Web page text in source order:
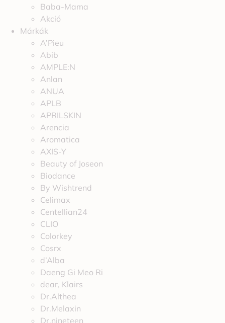
Baba-Mama
Akció
Márkák
A’Pieu
Abib
AMPLE:N
Anlan
ANUA
APLB
APRILSKIN
Arencia
Aromatica
AXIS-Y
Beauty of Joseon
Biodance
By Wishtrend
Celimax
Centellian24
CLIO
Colorkey
Cosrx
d’Alba
Daeng Gi Meo Ri
dear, Klairs
Dr.Althea
Dr.Melaxin
Dr.nineteen